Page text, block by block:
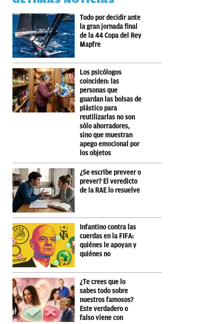
Todo por decidir ante
la gran jornada final
de la 44 Copa del Rey
Mapfre
Los psicólogos
coinciden: las
personas que
guardan las bolsas de
plástico para
reutilizarlas no son
sólo ahorradores,
sino que muestran
apego emocional por
los objetos
¿Se escribe preveer o
prever? El veredicto
de la RAE lo resuelve
Infantino contra las
cuerdas en la FIFA:
quiénes le apoyan y
quiénes no
¿Te crees que lo
sabes todo sobre
nuestros famosos?
Este verdadero o
falso viene con